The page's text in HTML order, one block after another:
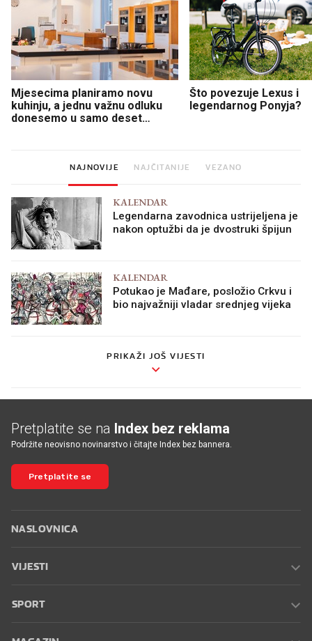
Mjesecima planiramo novu
kuhinju, a jednu važnu odluku
donesemo u samo deset
Što povezuje Lexus i
legendarnog Ponyja?
NAJNOVIJE NAJČITANIJE VEZANO
KALENDAR
Legendarna zavodnica ustrijeljena je
nakon optužbi da je dvostruki špijun
KALENDAR
Potukao je Mađare, posložio Crkvu i
bio najvažniji vladar srednjeg vijeka
PRIKAŽI JOŠ VIJESTI
Pretplatite se na Index bez reklama
Podržite neovisno novinarstvo i čitajte Index bez bannera.
Pretplatite se
NASLOVNICA
VIJESTI
SPORT